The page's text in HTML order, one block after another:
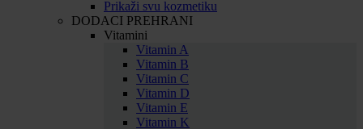
Prikaži svu kozmetiku
DODACI PREHRANI
Vitamini
Vitamin A
Vitamin B
Vitamin C
Vitamin D
Vitamin E
Vitamin K